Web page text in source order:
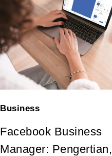
Business
Facebook Business
Manager: Pengertian,